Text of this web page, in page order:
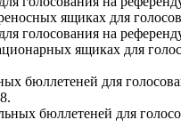
ящиках для
голосования на
ящиках для
бюллетеней для
бюллетеней для